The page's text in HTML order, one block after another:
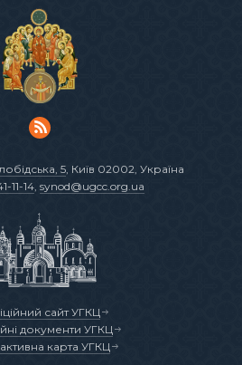
5 , Київ 02002, Україна
11-14, synod@ugcc.org.ua
сайт УГКЦ
документи УГКЦ
карта УГКЦ